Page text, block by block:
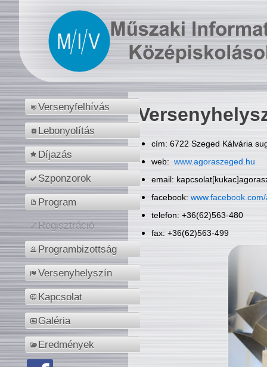
Versenyfelhívás
Lebonyolítás
Díjazás
Szponzorok
Program
Regisztráció
Programbizottság
Versenyhelyszín
Kapcsolat
Galéria
Eredmények
cím: 6722 Szeged Kálvária
web: www.agoraszeged.hu
email:
facebook:
telefon: +36(62)563-480
fax: +36(62)563-499